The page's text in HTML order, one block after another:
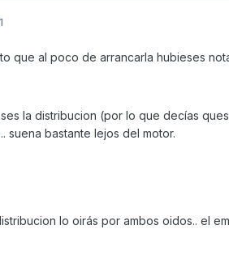
que al poco de arrancarla hubieses
la distribucion (por lo que decías
suena bastante lejos del motor.
lo oirás por ambos oidos.. el